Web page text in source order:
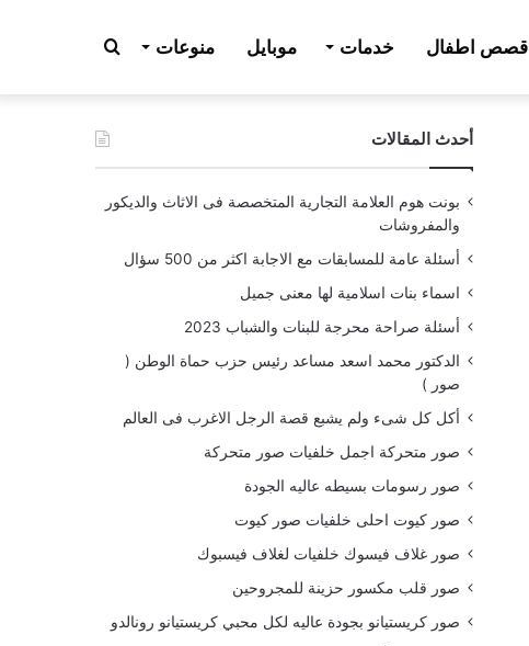
قصص اطفال خدمات موبايل منوعات بحث
عن أحدث المقالات
بونت هوم العلامة التجارية المتخصصة فى الاثاث والديكور
والمفروشات
أسئلة عامة للمسابقات مع الاجابة اكثر من 500 سؤال
اسماء بنات اسلامية لها معنى جميل
أسئلة صراحة محرجة للبنات والشباب 2023
الدكتور محمد اسعد مساعد رئيس حزب حماة الوطن (
صور )
أكل كل شىء ولم يشبع قصة الرجل الاغرب فى العالم
صور متحركة اجمل خلفيات صور متحركة
صور رسومات بسيطه عاليه الجودة
صور كيوت احلى خلفيات صور كيوت
صور غلاف فيسوك خلفيات لغلاف فيسبوك
صور قلب مكسور حزينة للمجروحين
صور كريستيانو بجودة عاليه لكل محبي كريستيانو رونالدو